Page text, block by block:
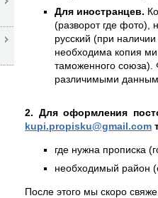
Для иностранцев.
(разворот где фото),
русский (при
необходима копия
таможенного союза).
различимыми
2. Для оформления
kupi.propisku@gmail.com
где нужна прописка
необходимый район
После этого мы скоро